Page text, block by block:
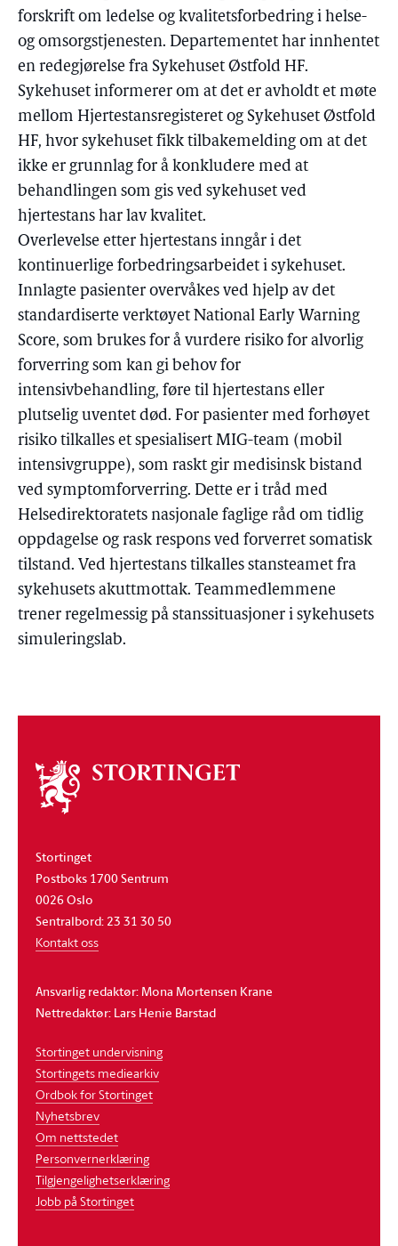
forskrift om ledelse og kvalitetsforbedring i helse-
og omsorgstjenesten. Departementet har innhentet
en redegjørelse fra Sykehuset Østfold HF.
Sykehuset informerer om at det er avholdt et møte
mellom Hjertestansregisteret og Sykehuset Østfold
HF, hvor sykehuset fikk tilbakemelding om at det
ikke er grunnlag for å konkludere med at
behandlingen som gis ved sykehuset ved
hjertestans har lav kvalitet.
Overlevelse etter hjertestans inngår i det
kontinuerlige forbedringsarbeidet i sykehuset.
Innlagte pasienter overvåkes ved hjelp av det
standardiserte verktøyet National Early Warning
Score, som brukes for å vurdere risiko for alvorlig
forverring som kan gi behov for
intensivbehandling, føre til hjertestans eller
plutselig uventet død. For pasienter med forhøyet
risiko tilkalles et spesialisert MIG-team (mobil
intensivgruppe), som raskt gir medisinsk bistand
ved symptomforverring. Dette er i tråd med
Helsedirektoratets nasjonale faglige råd om tidlig
oppdagelse og rask respons ved forverret somatisk
tilstand. Ved hjertestans tilkalles stansteamet fra
sykehusets akuttmottak. Teammedlemmene
trener regelmessig på stanssituasjoner i sykehusets
simuleringslab.
Om
stortinget
Stortinget
Postboks 1700 Sentrum
0026 Oslo
Sentralbord: 23 31 30 50
Kontakt oss
Ansvarlig redaktør: Mona Mortensen Krane
Nettredaktør: Lars Henie Barstad
Stortinget undervisning
Stortingets mediearkiv
Ordbok for Stortinget
Nyhetsbrev
Om nettstedet
Personvernerklæring
Tilgjengelighetserklæring
Jobb på Stortinget